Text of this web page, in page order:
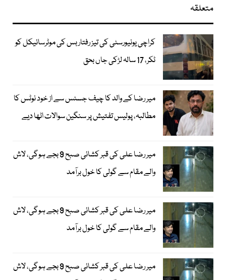
متعلقہ
کراچی یونیورسٹی کی تیز رفتار بس کی موٹرسائیکل کو
ٹکر، 17 سالہ لڑکی جاں بحق
میر رضا کے والد کا چیف جسٹس سے از خود نوٹس کا
مطالبہ، پولیس تفتیش پر سنگین سوالات اٹھا دیے
میر رضا علی کی قبر کشائی صبح 9 بجے ہوگی، لاش
والے مقام سے گولی کا خول برآمد
میر رضا علی کی قبر کشائی صبح 9 بجے ہوگی، لاش
والے مقام سے گولی کا خول برآمد
میر رضا علی کی قبر کشائی صبح 9 بجے ہوگی، لاش